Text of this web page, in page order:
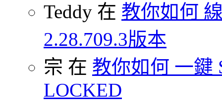
Teddy 在 教你如何
2.28.709.3版本
宗 在 教你如何 一鍵
LOCKED